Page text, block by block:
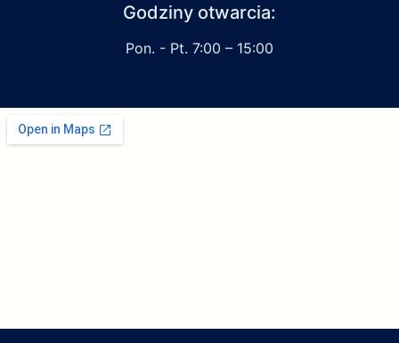
Godziny otwarcia:
Pon. - Pt. 7:00 – 15:00